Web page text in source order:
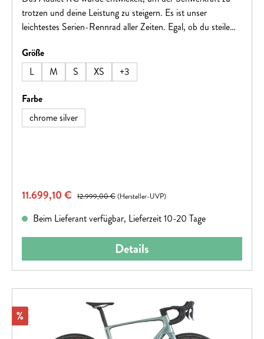
trotzen und deine Leistung zu steigern. Es ist unser
leichtestes Serien-Rennrad aller Zeiten. Egal, ob du steile
dieses Bikes wurde sorgfältig mit einem einzigen Gedanken
gefertigt – alle anderen im Staub verschwinden
lassen.Hinweis: Fahrradspezifikationen können ohne
vorherige Ankündigung geändert werden.
Größeauswählen
L
M S XS +3
Farbeauswählen
chrome silver
Verkaufspreis:
11.699,10 € Regulärer Preis:
12.999,00 €(Hersteller-UVP)
Beim Lieferant verfügbar, Lieferzeit 10-20 Tage
Details
Rabatt
%